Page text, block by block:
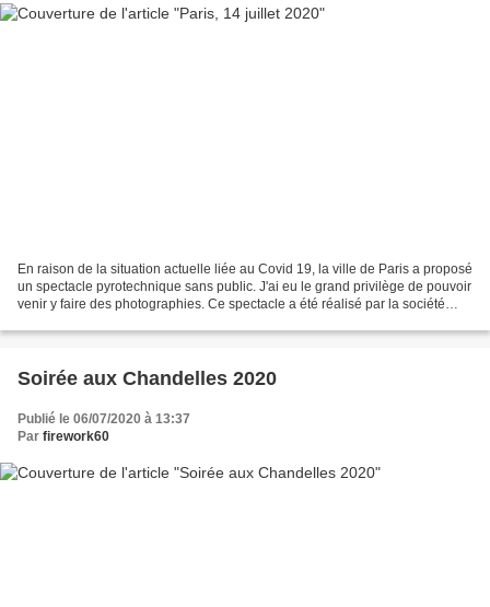
En raison de la situation actuelle liée au Covid 19, la ville de Paris a proposé
un spectacle pyrotechnique sans public. J'ai eu le grand privilège de pouvoir
venir y faire des photographies. Ce spectacle a été réalisé par la société
Soirée aux Chandelles 2020
Publié le 06/07/2020 à 13:37
Par firework60